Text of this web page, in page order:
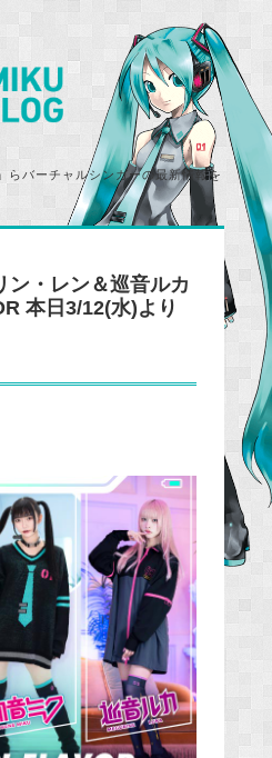
らバーチャルシンガーの最新情報を
ン・レン＆巡音ルカ
本日3/12(水)より